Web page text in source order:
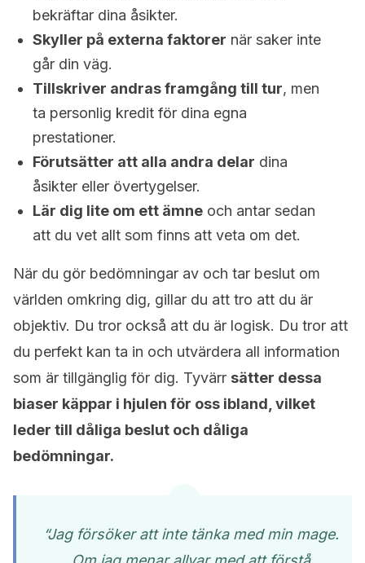
bekräftar dina åsikter.
Skyller på externa faktorer när saker inte
går din väg.
Tillskriver andras framgång till tur, men
ta personlig kredit för dina egna
prestationer.
Förutsätter att alla andra delar dina
åsikter eller övertygelser.
Lär dig lite om ett ämne och antar sedan
att du vet allt som finns att veta om det.
När du gör bedömningar av och tar beslut om
världen omkring dig, gillar du att tro att du är
objektiv. Du tror också att du är logisk. Du tror att
du perfekt kan ta in och utvärdera all information
som är tillgänglig för dig. Tyvärr sätter dessa
biaser käppar i hjulen för oss ibland, vilket
leder till dåliga beslut och dåliga
bedömningar.
“Jag försöker att inte tänka med min mage.